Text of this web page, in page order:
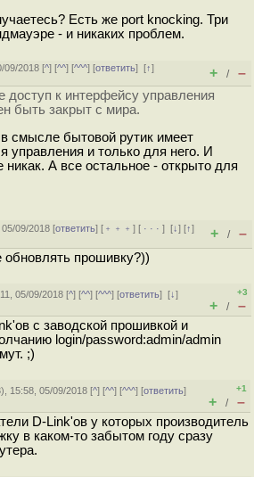
Есть же port knocking. Три
- и никаких проблем.
09/2018 [^] [^^] [^^^] [ответить][↑]
+ / –
к интерфейсу управления
быть закрыт с мира.
смысле бытовой рутик имеет
управления и только для него. И
никак. А все остальное - открыто для
05/09/2018 [ответить] [ ﹢﹢﹢] [ · · ·][↓] [↑]
+ / –
прошивку?))
05/09/2018 [^] [^^] [^^^] [ответить][↓]
+3
+ / –
с заводской прошивкой и
login/password:admin/admin
;)
), 15:58, 05/09/2018 [^] [^^] [^^^] [ответить]
+1
+ / –
D-Link'ов у которых производитель
в каком-то забытом году сразу